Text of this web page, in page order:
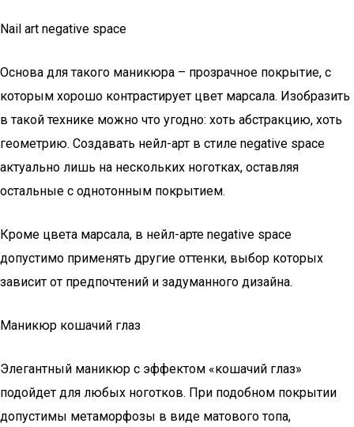
Nail art negative space
Основа для такого маникюра – прозрачное покрытие, с
которым хорошо контрастирует цвет марсала. Изобразить
в такой технике можно что угодно: хоть абстракцию, хоть
геометрию. Создавать нейл-арт в стиле negative space
актуально лишь на нескольких ноготках, оставляя
остальные с однотонным покрытием.
Кроме цвета марсала, в нейл-арте negative space
допустимо применять другие оттенки, выбор которых
зависит от предпочтений и задуманного дизайна.
Маникюр кошачий глаз
Элегантный маникюр с эффектом «кошачий глаз»
подойдет для любых ноготков. При подобном покрытии
допустимы метаморфозы в виде матового топа,